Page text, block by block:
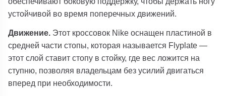
устойчивой во время поперечных движений.
Движение. Этот кроссовок Nike оснащен пластиной в
средней части стопы, которая называется Flyplate —
этот слой ставит стопу в стойку, где вес ложится на
ступню, позволяя владельцам без усилий двигаться
вперед при необходимости.